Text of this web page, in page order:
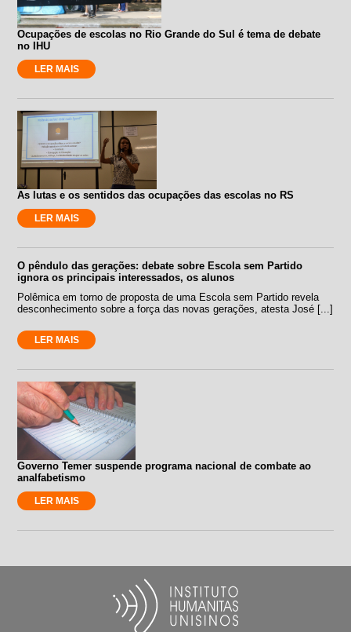
Ocupações de escolas no Rio Grande do Sul é tema de debate
no IHU
LER MAIS
As lutas e os sentidos das ocupações das escolas no RS
LER MAIS
O pêndulo das gerações: debate sobre Escola sem Partido
ignora os principais interessados, os alunos
Polêmica em torno de proposta de uma Escola sem Partido revela
desconhecimento sobre a força das novas gerações, atesta José [...]
LER MAIS
Governo Temer suspende programa nacional de combate ao
analfabetismo
LER MAIS